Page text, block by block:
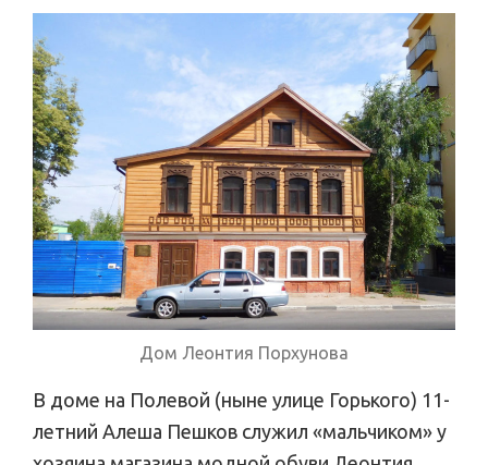
Дом Леонтия Порхунова
В доме на Полевой (ныне улице Горького) 11-
летний Алеша Пешков служил «мальчиком» у